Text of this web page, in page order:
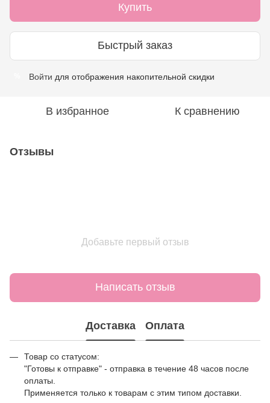
Купить
Быстрый заказ
Войти для отображения накопительной скидки
В избранное К сравнению
Отзывы
Добавьте первый отзыв
Написать отзыв
Доставка Оплата
Товар со статусом:
"Готовы к отправке" - отправка в течение 48 часов после
оплаты.
Применяется только к товарам с этим типом доставки.